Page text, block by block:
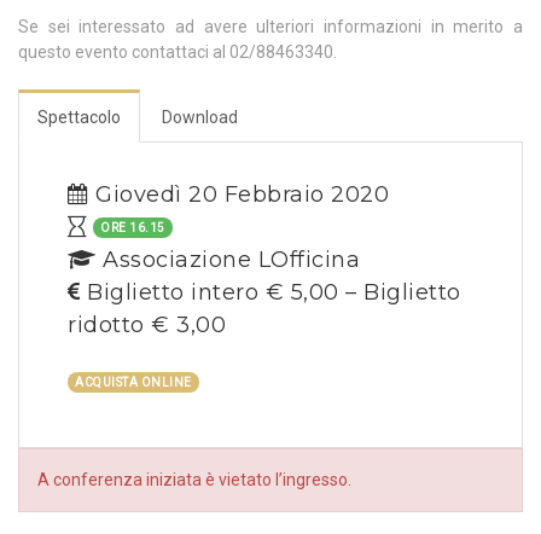
Se sei interessato ad avere ulteriori informazioni in merito a
questo evento contattaci al 02/88463340.
Spettacolo Download
Giovedì 20 Febbraio 2020
ORE 16.15
Associazione LOfficina
Biglietto intero € 5,00 – Biglietto
ridotto € 3,00
ACQUISTA ONLINE
A conferenza iniziata è vietato l’ingresso.